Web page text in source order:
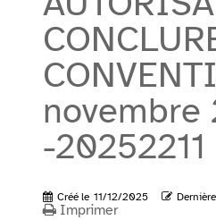
novembre
-20252211
Créé le 11/12/2025
Imprimer